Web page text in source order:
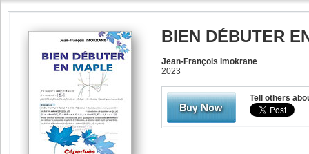
BIEN DÉBUTER
Jean-François Imokrane
2023
Tell others